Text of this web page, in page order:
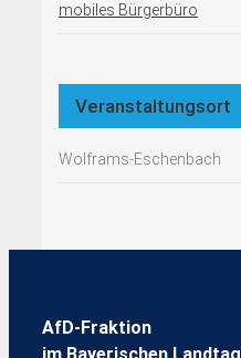
mobiles Bürgerbüro
Veranstaltungsort
Wolframs-Eschenbach
AfD-Fraktion